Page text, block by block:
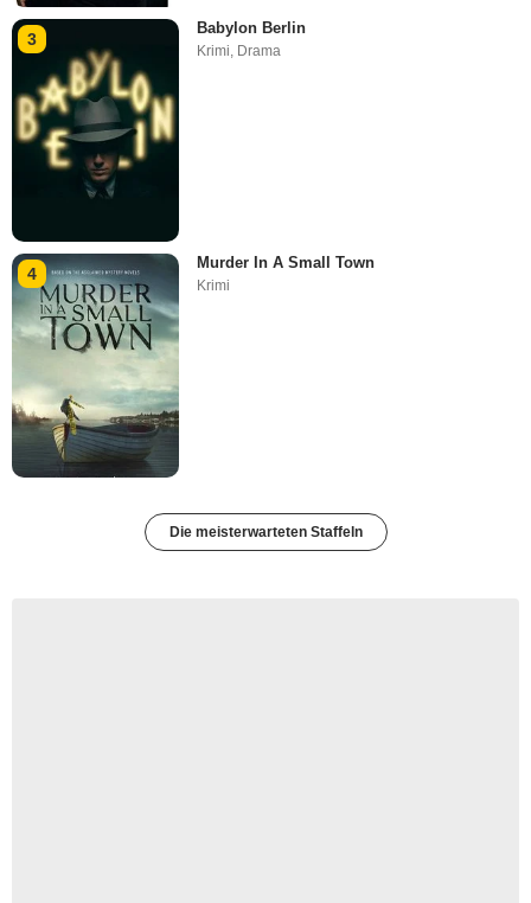
3
Babylon Berlin
Krimi, Drama
4
Murder In A Small Town
Krimi
Die meisterwarteten Staffeln